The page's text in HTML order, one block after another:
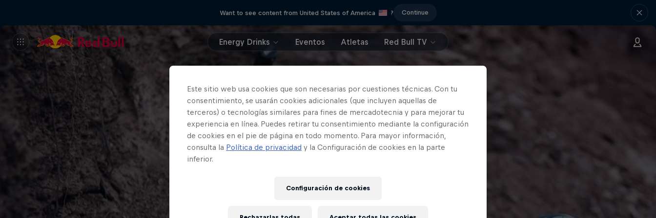
Want to see content from United States of America ? Continue
Energy Drinks Eventos Atletas Red Bull TV
Este sitio web usa cookies que son necesarias por cuestiones técnicas. Con tu
consentimiento, se usarán cookies adicionales (que incluyen aquellas de
terceros) o tecnologías similares para fines de mercadotecnia y para mejorar tu
experiencia en línea. Puedes retirar tu consentimiento mediante la configuración
de cookies en el pie de página en todo momento. Para mayor información,
consulta la Política de privacidad y la Configuración de cookies en la parte
inferior.
Configuración de cookies